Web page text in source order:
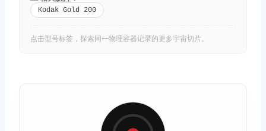
Kodak Gold 200
点击型号标签，探索同一物理容器记录的更多宇宙切片。